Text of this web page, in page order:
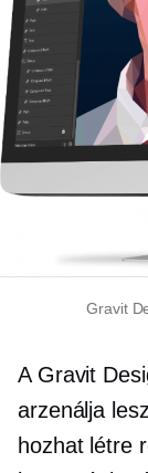
Gravit
A Gravit
arzenálja
hozhat létre